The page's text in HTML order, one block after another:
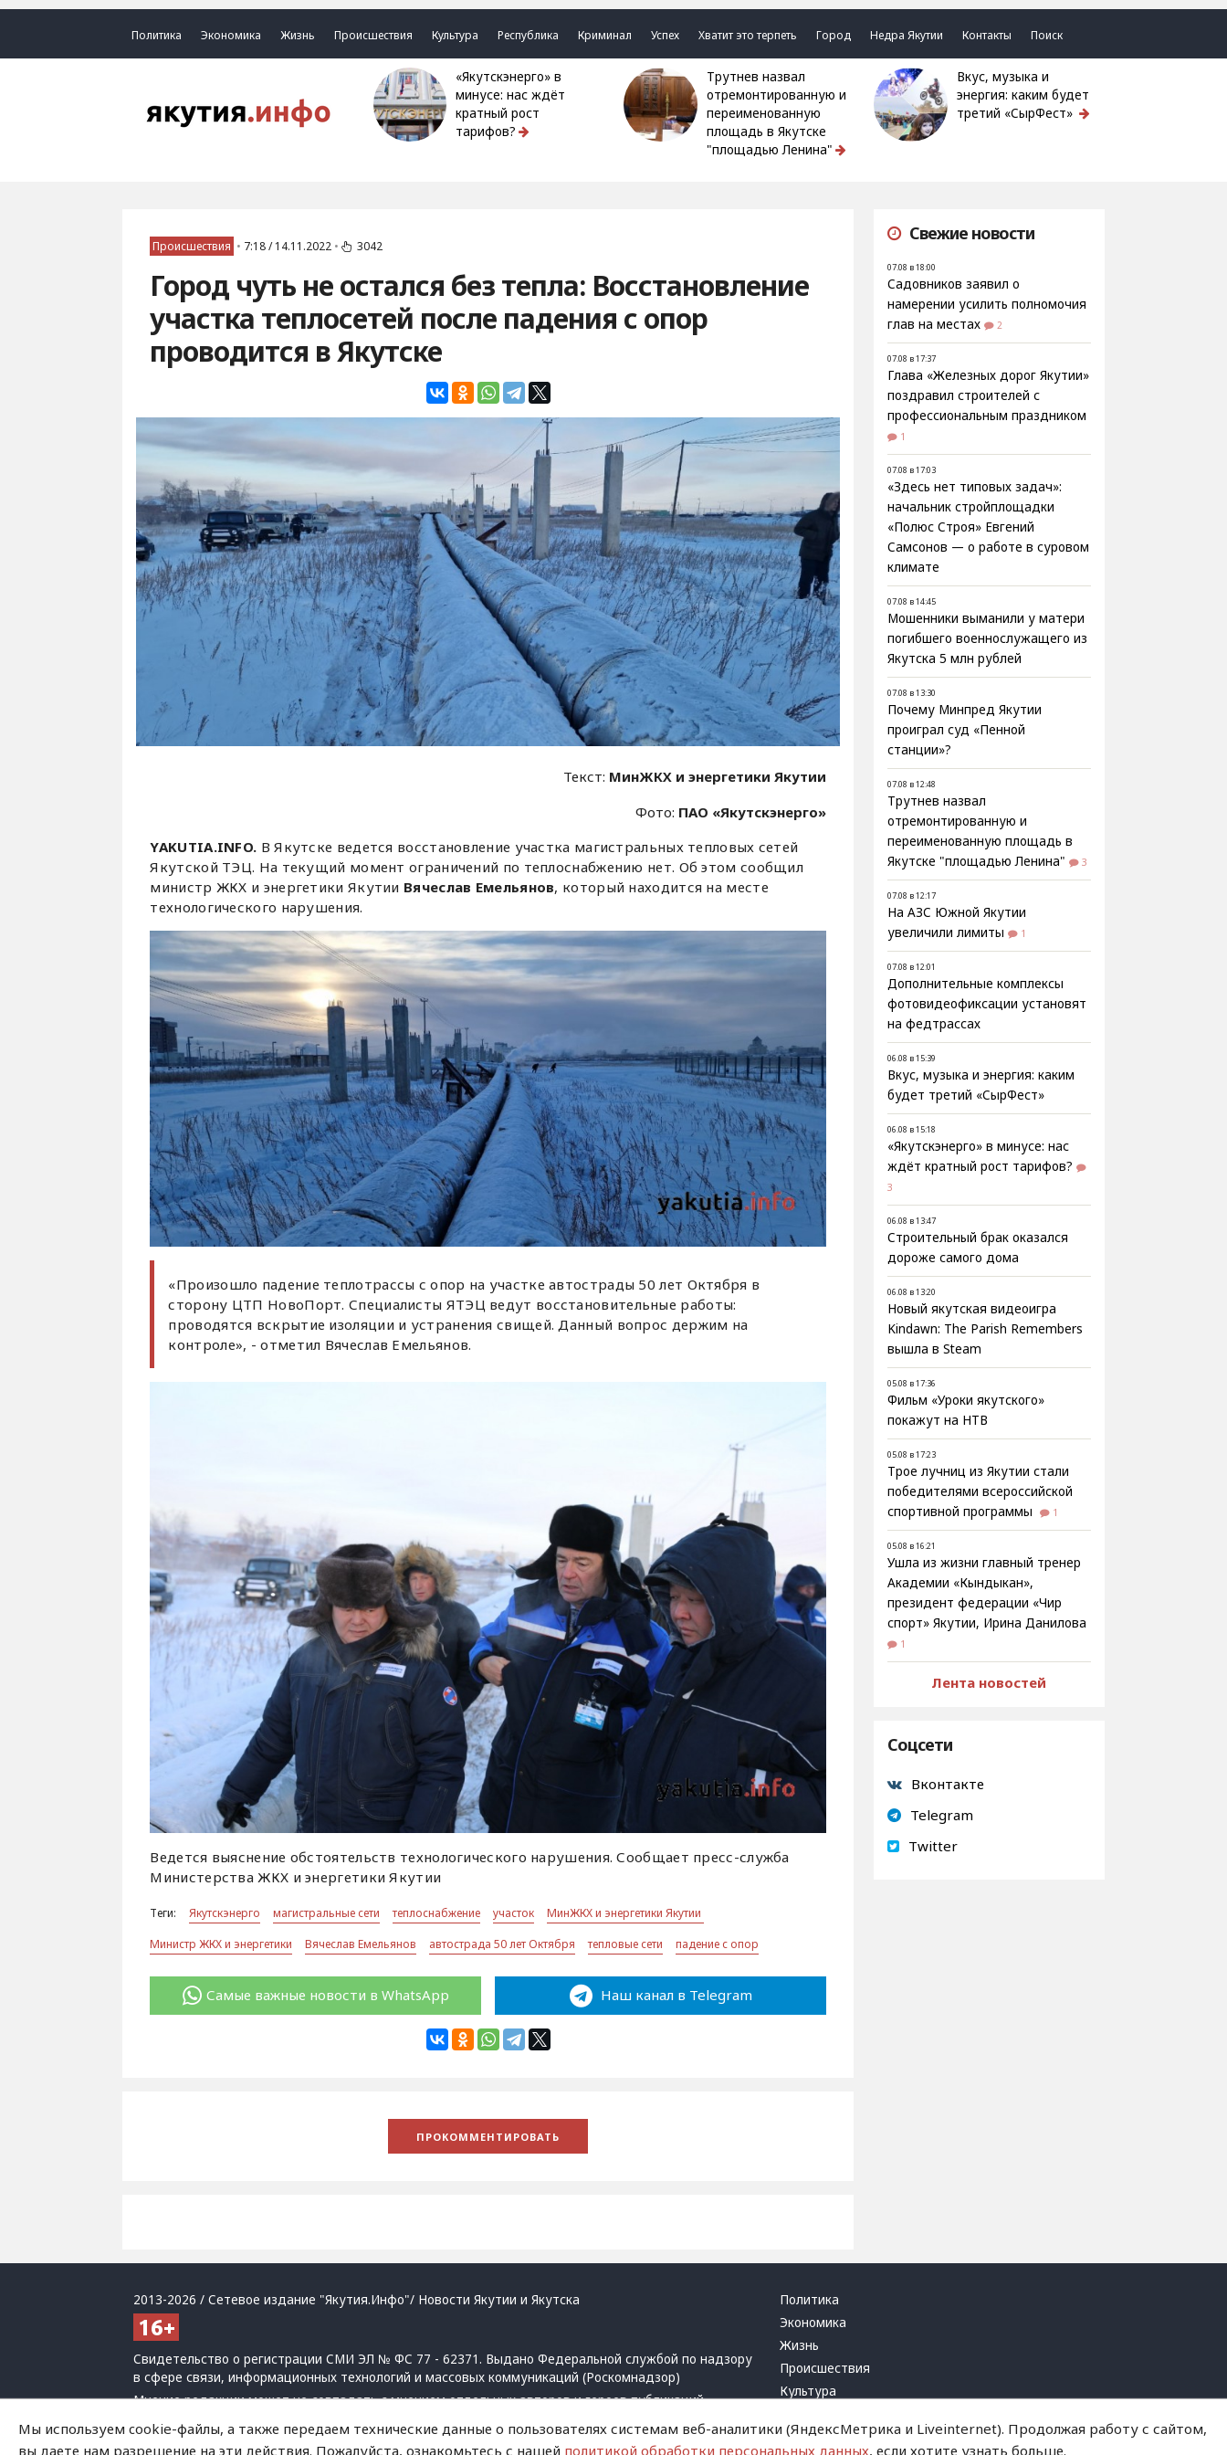
Политика Экономика Жизнь Происшествия Культура Республика Криминал Успех Хватит это терпеть Город Недра Якутии Контакты Поиск
«Якутскэнерго» в
минусе: нас ждёт
кратный рост
тарифов?
Трутнев назвал
отремонтированную и
переименованную
площадь в Якутске
"площадью Ленина"
Вкус, музыка и
энергия: каким будет
третий «СырФест»
Происшествия • 7:18 / 14.11.2022 • 3042
Город чуть не остался без тепла: Восстановление
участка теплосетей после падения с опор
проводится в Якутске
Текст: МинЖКХ и энергетики Якутии
Фото: ПАО «Якутскэнерго»
YAKUTIA.INFO. В Якутске ведется восстановление участка магистральных тепловых сетей
Якутской ТЭЦ. На текущий момент ограничений по теплоснабжению нет. Об этом сообщил
министр ЖКХ и энергетики Якутии Вячеслав Емельянов, который находится на месте
технологического нарушения.
«Произошло падение теплотрассы с опор на участке автострады 50 лет Октября в
сторону ЦТП НовоПорт. Специалисты ЯТЭЦ ведут восстановительные работы:
проводятся вскрытие изоляции и устранения свищей. Данный вопрос держим на
контроле», - отметил Вячеслав Емельянов.
Ведется выяснение обстоятельств технологического нарушения. Сообщает пресс-служба
Министерства ЖКХ и энергетики Якутии
Теги: Якутскэнерго магистральные сети теплоснабжение участок
МинЖКХ и энергетики Якутии
Министр ЖКХ и энергетики
Вячеслав Емельянов автострада 50 лет Октября тепловые сети падение с опор
Самые важные новости в WhatsApp Наш канал в Telegram
Свежие новости
07.08 в 18:00
Садовников заявил о
намерении усилить полномочия
глав на местах
2
07.08 в 17:37
Глава «Железных дорог Якутии»
поздравил строителей с
профессиональным праздником
1
07.08 в 17:03
«Здесь нет типовых задач»:
начальник стройплощадки
«Полюс Строя» Евгений
Самсонов — о работе в суровом
климате
07.08 в 14:45
Мошенники выманили у матери
погибшего военнослужащего из
Якутска 5 млн рублей
07.08 в 13:30
Почему Минпред Якутии
проиграл суд «Пенной
станции»?
07.08 в 12:48
Трутнев назвал
отремонтированную и
переименованную площадь в
Якутске "площадью Ленина"
3
07.08 в 12:17
На АЗС Южной Якутии
увеличили лимиты
1
07.08 в 12:01
Дополнительные комплексы
фотовидеофиксации установят
на федтрассах
06.08 в 15:39
Вкус, музыка и энергия: каким
будет третий «СырФест»
06.08 в 15:18
«Якутскэнерго» в минусе: нас
ждёт кратный рост тарифов?
3
06.08 в 13:47
Строительный брак оказался
дороже самого дома
06.08 в 13:20
Новый якутская видеоигра
Kindawn: The Parish Remembers
вышла в Steam
05.08 в 17:36
Фильм «Уроки якутского»
покажут на НТВ
05.08 в 17:23
Трое лучниц из Якутии стали
победителями всероссийской
спортивной программы
1
05.08 в 16:21
Ушла из жизни главный тренер
Академии «Кындыкан»,
президент федерации «Чир
спорт» Якутии, Ирина Данилова
1
Лента новостей
Соцсети
Вконтакте
Telegram
Twitter
2013-2026 / Сетевое издание "Якутия.Инфо"/ Новости Якутии и Якутска
Свидетельство о регистрации СМИ ЭЛ № ФС 77 - 62371. Выдано Федеральной службой по надзору
в сфере связи, информационных технологий и массовых коммуникаций (Роскомнадзор)
Мнение редакции может не совпадать с мнением отдельных авторов и героев публикаций.
При использовании материалов обязательна активная ссылка на сайт.
Политика обработки персональных данных
Политика
Экономика
Жизнь
Происшествия
Культура
Криминал
Мы используем cookie-файлы, а также передаем технические данные о пользователях системам веб-аналитики (ЯндексМетрика и Liveinternet). Продолжая работу с сайтом,
вы даете нам разрешение на эти действия. Пожалуйста, ознакомьтесь с нашей политикой обработки персональных данных, если хотите узнать больше.